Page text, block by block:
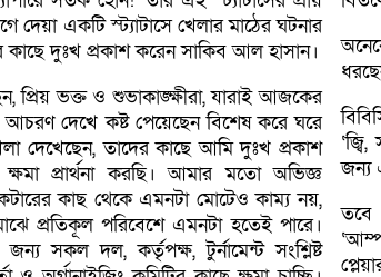
দেয়া একটি স্ট্যাটাসে খেলার মাঠের ঘটনার
কাছে দুঃখ প্রকাশ করেন সাকিব আল হাসান।
প্রিয় ভক্ত ও শুভাকাঙ্ক্ষীরা, যারাই আজকের
আচরণ দেখে কষ্ট পেয়েছেন বিশেষ করে ঘরে
দেখেছেন, তাদের কাছে আমি দুঃখ প্রকাশ
প্রার্থনা করছি। আমার মতো অভিজ্ঞ
কাছ থেকে এমনটা মোটেও কাম্য নয়,
প্রতিকূল পরিবেশে এমনটা হতেই পারে।
সকল দল, কর্তৃপক্ষ, টুর্নামেন্ট সংশ্লিষ্ট
জন্য
তবে